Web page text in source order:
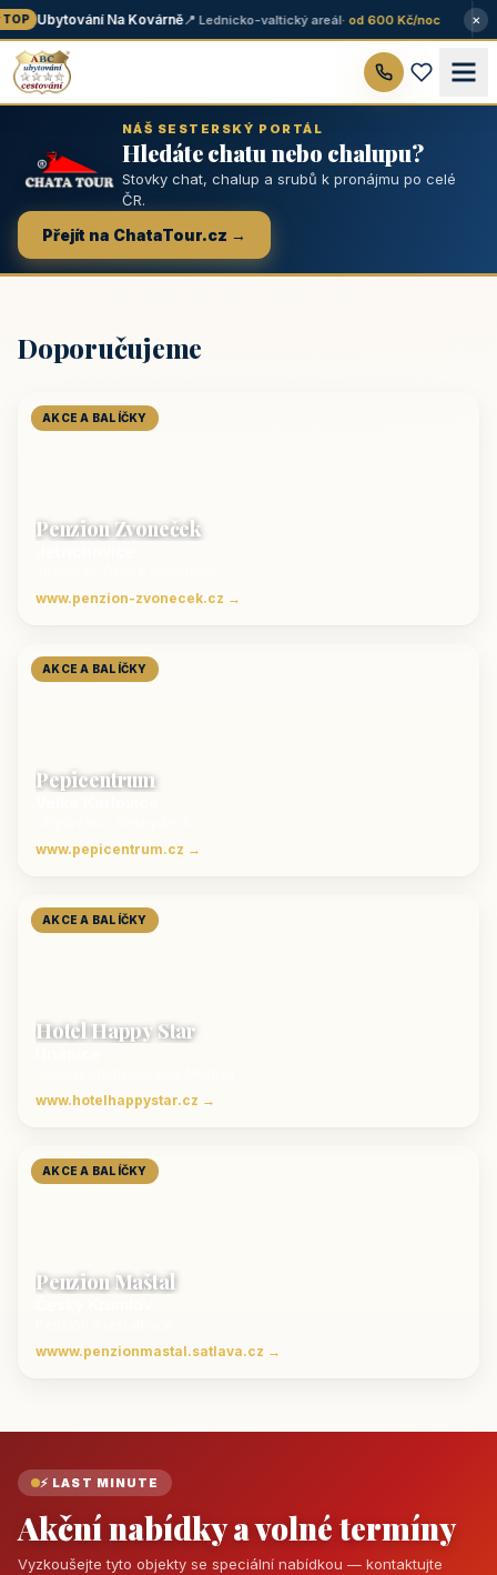
Ubytování Na Kovárně📍 Lednicko-valtický areál· od 600 Kč/noc ×
NÁŠ SESTERSKÝ PORTÁL
Hledáte chatu nebo chalupu?
Stovky chat, chalup a srubů k pronájmu po celé
ČR.
Přejít na ChataTour.cz →
Doporučujeme
AKCE A BALÍČKY
Penzion Zvoneček
www.penzion-zvonecek.cz →
AKCE A BALÍČKY
Pepicentrum
www.pepicentrum.cz →
AKCE A BALÍČKY
Hotel Happy Star
www.hotelhappystar.cz →
AKCE A BALÍČKY
Penzion Maštal
wwww.penzionmastal.satlava.cz →
⚡ LAST MINUTE
Akční nabídky a volné termíny
Vyzkoušejte tyto objekty se speciální nabídkou — kontaktujte